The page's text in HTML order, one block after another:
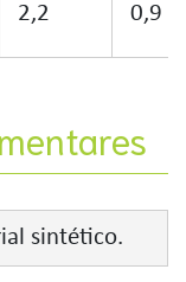
2,2 0,9
sintético.